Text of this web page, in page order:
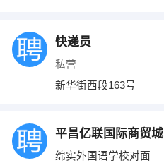
快递员
私营
新华街西段163号
平昌亿联国际商贸城
绵实外国语学校对面